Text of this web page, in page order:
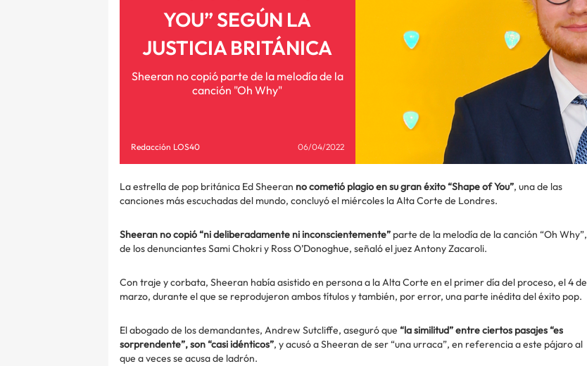
YOU” SEGÚN LA
JUSTICIA BRITÁNICA
Sheeran no copió parte de la melodía de la
canción "Oh Why"
Redacción LOS40 06/04/2022
La estrella de pop británica Ed Sheeran no cometió plagio en su gran éxito “Shape of You”, una de las
canciones más escuchadas del mundo, concluyó el miércoles la Alta Corte de Londres.
Sheeran no copió “ni deliberadamente ni inconscientemente” parte de la melodía de la canción “Oh Why”,
de los denunciantes Sami Chokri y Ross O’Donoghue, señaló el juez Antony Zacaroli.
Con traje y corbata, Sheeran había asistido en persona a la Alta Corte en el primer día del proceso, el 4 de
marzo, durante el que se reprodujeron ambos títulos y también, por error, una parte inédita del éxito pop.
El abogado de los demandantes, Andrew Sutcliffe, aseguró que “la similitud” entre ciertos pasajes “es
sorprendente”, son “casi idénticos”, y acusó a Sheeran de ser “una urraca”, en referencia a este pájaro al
que a veces se acusa de ladrón.